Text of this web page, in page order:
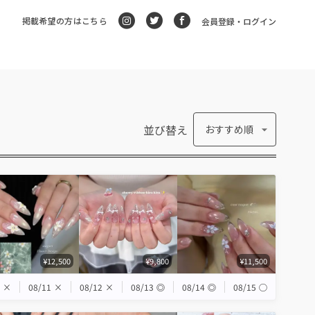
掲載希望の方はこちら 会員登録・ログイン
並び替え おすすめ順
¥12,500 ¥9,800 ¥11,500
× 08/11 × 08/12 × 08/13 ◎ 08/14 ◎ 08/15 ◯